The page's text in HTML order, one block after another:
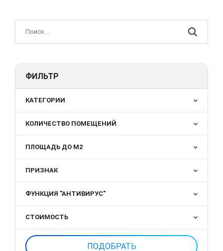
ФИЛЬТР
КАТЕГОРИИ
КОЛИЧЕСТВО ПОМЕЩЕНИЙ
ПЛОЩАДЬ ДО М2
ПРИЗНАК
ФУНКЦИЯ "АНТИВИРУС"
СТОИМОСТЬ